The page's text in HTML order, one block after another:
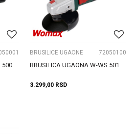
500
BRUSILICE UGAONE 72050100
BRUSILICA UGAONA W-WS 501
3.299,00 RSD